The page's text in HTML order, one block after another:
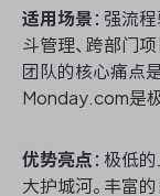
适用场景 ：强流
斗管理、跨部门
团队的核心痛点
Monday.com是
优势亮点 ：极低
大护城河。丰富